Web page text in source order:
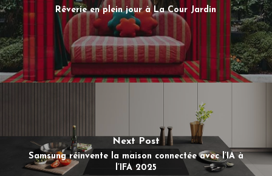
Rêverie en plein jour à La Cour Jardin
Next Post
Samsung réinvente la maison connectée avec l’IA à
l’IFA 2025